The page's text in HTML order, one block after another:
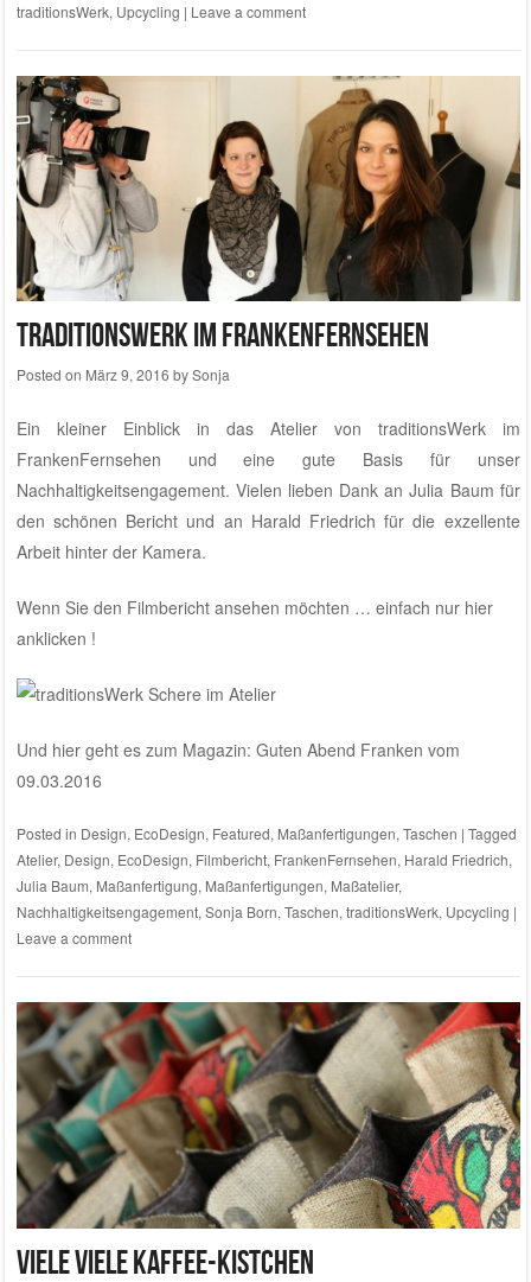
traditionsWerk, Upcycling | Leave a comment
traditionsWerk im FrankenFernsehen
Posted on März 9, 2016 bySonja
Ein kleiner Einblick in das Atelier von traditionsWerkim
FrankenFernsehen und eine gute Basis für unser
Nachhaltigkeitsengagement. Vielen lieben Dank an Julia Baum für
den schönen Bericht und an Harald Friedrich für die exzellente
Arbeit hinter der Kamera.
Wenn Sie den Filmbericht ansehen möchten … einfach nur hier
anklicken !
Und hier geht es zum Magazin: Guten Abend Franken vom
09.03.2016
Posted in Design, EcoDesign, Featured, Maßanfertigungen,Taschen | Tagged
Atelier, Design, EcoDesign, Filmbericht, FrankenFernsehen, Harald Friedrich,
Julia Baum, Maßanfertigung, Maßanfertigungen, Maßatelier,
Nachhaltigkeitsengagement,Sonja Born,Taschen,traditionsWerk, Upcycling |
Leave a comment
Viele viele Kaffee-Kistchen